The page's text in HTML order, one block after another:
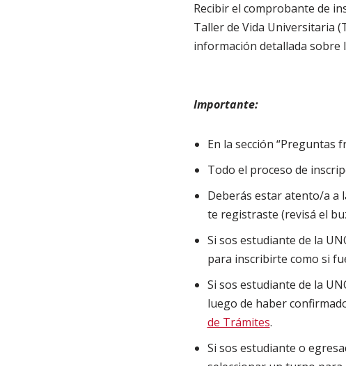
Recibir el comprobante de
Taller de Vida Universitaria
información detallada sobre
Importante:
En la sección “Preguntas
Todo el proceso de
Deberás estar atento/a a
te registraste (revisá el
Si sos estudiante de la
para inscribirte como si
Si sos estudiante de la
luego de haber
de Trámites.
Si sos estudiante o